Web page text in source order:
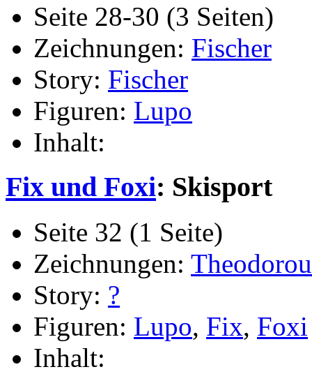
Seite 28-30 (3 Seiten)
Zeichnungen: Fischer
Story: Fischer
Figuren: Lupo
Inhalt:
Fix und Foxi: Skisport
Seite 32 (1 Seite)
Zeichnungen: Theodorou
Story: ?
Figuren: Lupo, Fix, Foxi
Inhalt: